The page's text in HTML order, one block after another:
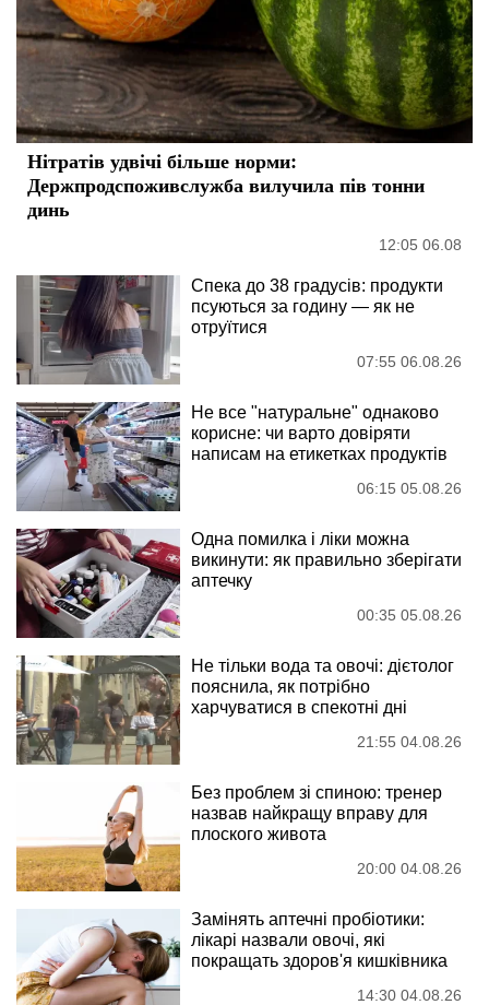
Нітратів удвічі більше норми:
Держпродспоживслужба вилучила пів тонни
динь
12:05 06.08
Спека до 38 градусів: продукти
псуються за годину — як не
отруїтися
07:55 06.08.26
Не все "натуральне" однаково
корисне: чи варто довіряти
написам на етикетках продуктів
06:15 05.08.26
Одна помилка і ліки можна
викинути: як правильно зберігати
аптечку
00:35 05.08.26
Не тільки вода та овочі: дієтолог
пояснила, як потрібно
харчуватися в спекотні дні
21:55 04.08.26
Без проблем зі спиною: тренер
назвав найкращу вправу для
плоского живота
20:00 04.08.26
Замінять аптечні пробіотики:
лікарі назвали овочі, які
покращать здоров'я кишківника
14:30 04.08.26